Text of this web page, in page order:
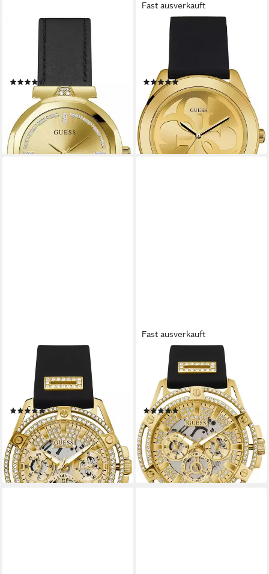
Quarzuhr RUMOUR
GW0689L2, Armbanduhr,
Damenuhr
ab 100,18 € UVP119,00 €
-16%
lieferbar - in 1-2 Werktagen bei dir
Fast ausverkauft
Quarzuhr G TWIST W0911L3,
Armbanduhr, Damenuhr,
analog, Silikonarmband
(24)
ab 96,00 € UVP109,00 €
-12%
lieferbar - in 1-2 Werktagen bei dir
Multifunktionsuhr QUEEN
GW0536L3, Armbanduhr,
Quarzuhr, Damenuhr
(8)
269,00 € UVP299,00 €
-10%
lieferbar - in 1-2 Werktagen bei dir
Fast ausverkauft
Multifunktionsuhr KING
GW0537G2, Armbanduhr,
Quarzuhr, Herrenuhr
(2)
ab 199,50 € UVP299,00 €
-33%
lieferbar - in 2-3 Werktagen bei dir